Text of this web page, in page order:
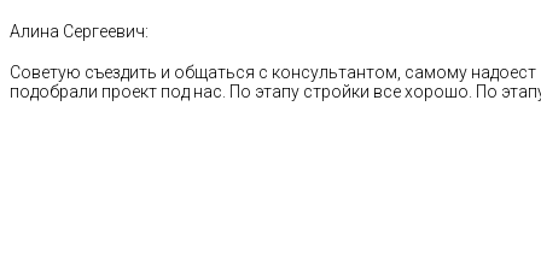
Алина Сергеевич:
Советую съездить и общаться с консультантом, самому
подобрали проект под нас. По этапу стройки все хорошо. По